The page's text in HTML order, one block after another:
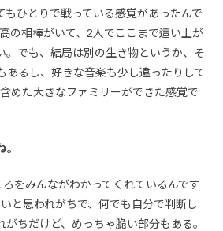
もひとりで戦っている感覚があったんで
の相棒がいて、2人でここまで這い上が
。でも、結局は別の生き物というか、そ
あるし、好きな音楽も少し違ったりして
めた大きなファミリーができた感覚で
ろをみんながわかってくれているんです
と思われがちで、何でも自分で判断し
ちだけど、めっちゃ脆い部分もある。